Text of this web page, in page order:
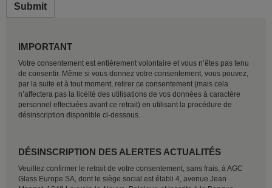
Submit
IMPORTANT
Votre consentement est entièrement volontaire et vous n’êtes pas tenu
de consentir. Même si vous donnez votre consentement, vous pouvez,
par la suite et à tout moment, retirer ce consentement (mais cela
n’affectera pas la licéité des utilisations de vos données à caractère
personnel effectuées avant ce retrait) en utilisant la procédure de
désinscription disponible ci-dessous.
DÉSINSCRIPTION DES ALERTES ACTUALITÉS
Veuillez confirmer le retrait de votre consentement, sans frais, à AGC
Glass Europe SA, dont le siège social est établi 4, avenue Jean